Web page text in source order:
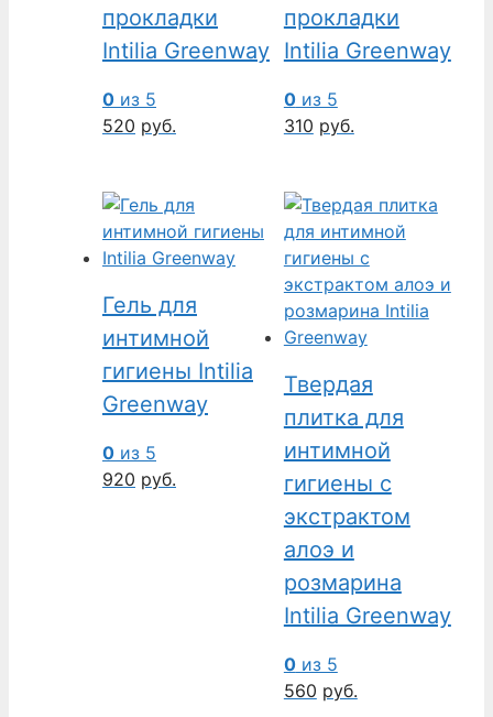
прокладки
Intilia Greenway
0 из 5
520 руб.
прокладки
Intilia Greenway
0из 5
310 руб.
Гель для
интимной
гигиены Intilia
Greenway
0 из 5
920 руб.
Твердая
плитка для
интимной
гигиены с
экстрактом
алоэ и
розмарина
Intilia Greenway
0из 5
560 руб.